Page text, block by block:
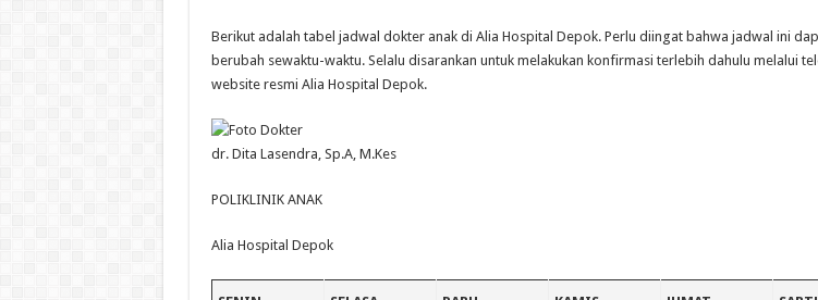
Berikut adalah tabel jadwal dokter anak di Alia Hospital Depok. Perlu diingat bahwa jadwal ini
berubah sewaktu-waktu. Selalu disarankan untuk melakukan konfirmasi terlebih dahulu melalui
website resmi Alia Hospital Depok.
dr. Dita Lasendra, Sp.A, M.Kes
POLIKLINIK ANAK
Alia Hospital Depok